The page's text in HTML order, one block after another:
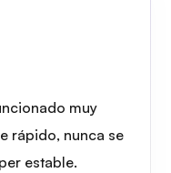
muy
rápido, nunca se
estable.